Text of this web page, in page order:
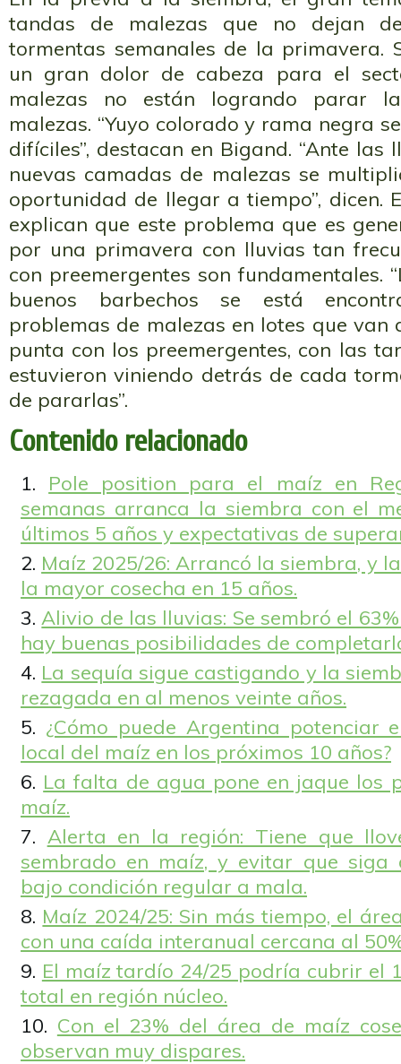
tandas de malezas que no dejan
tormentas semanales de la primavera.
un gran dolor de cabeza para el
malezas no están logrando parar
malezas. “Yuyo colorado y rama negra
difíciles”, destacan en Bigand. “Ante las
nuevas camadas de malezas se
oportunidad de llegar a tiempo”, dicen.
explican que este problema que es
por una primavera con lluvias tan
con preemergentes son fundamentales.
buenos barbechos se está
problemas de malezas en lotes que van
punta con los preemergentes, con las
estuvieron viniendo detrás de cada
de pararlas”.
Contenido relacionado
Pole position para el maíz en
semanas arranca la siembra con el
últimos 5 años y expectativas de
Maíz 2025/26: Arrancó la siembra, y
la mayor cosecha en 15 años.
Alivio de las lluvias: Se sembró el
hay buenas posibilidades de
La sequía sigue castigando y la
rezagada en al menos veinte años.
¿Cómo puede Argentina potenciar
local del maíz en los próximos 10 años?
La falta de agua pone en jaque los
maíz.
Alerta en la región: Tiene que
sembrado en maíz, y evitar que siga
bajo condición regular a mala.
Maíz 2024/25: Sin más tiempo, el
con una caída interanual cercana al
El maíz tardío 24/25 podría cubrir el
total en región núcleo.
Con el 23% del área de maíz
observan muy dispares.